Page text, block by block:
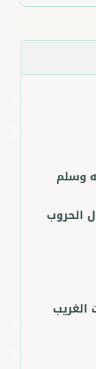
وسلم
الحروب